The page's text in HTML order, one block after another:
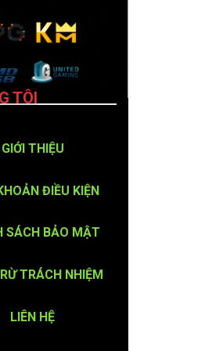
TÔI
GIỚI THIỆU
ĐIỀU KIỆN
SÁCH BẢO MẬT
TRÁCH NHIỆM
LIÊN HỆ